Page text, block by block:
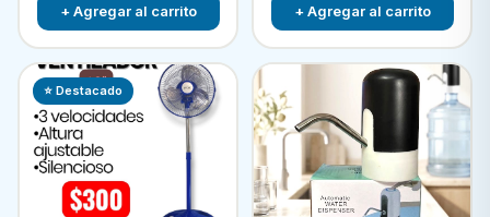
+ Agregar al carrito + Agregar al carrito
⭐ Destacado